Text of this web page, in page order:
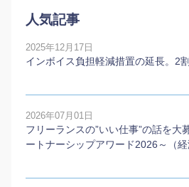
人気記事
2025年12月17日
インボイス負担軽減措置の延長。2
2026年07月01日
フリーランスの”いい仕事”の話を大
ートナーシップアワード2026～（経